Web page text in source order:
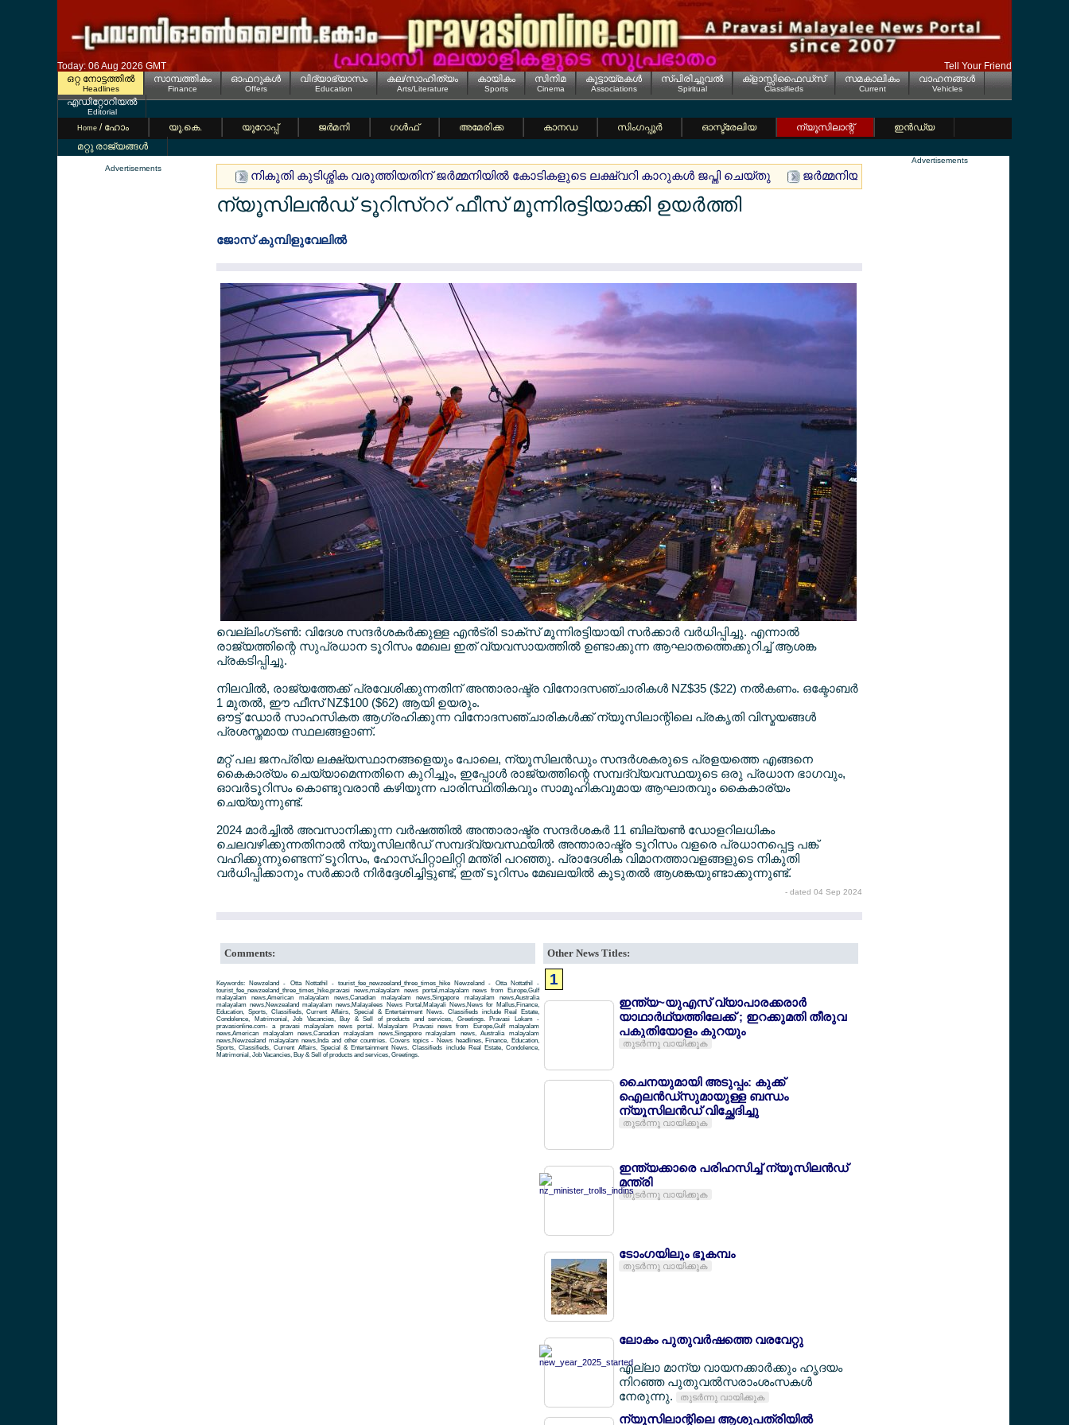
Today: 06 Aug 2026 GMT
Tell Your Friend
ഒറ്റ നോട്ടത്തില്‍
Headlines
സാമ്പത്തികം
Finance
ഓഫറുകള്‍
Offers
വിദ്യാഭ്യാസം
Education
കല/സാഹിത്യം
Arts/Literature
കായികം
Sports
സിനിമ
Cinema
കൂട്ടായ്മകള്‍
Associations
സ്പിരിച്ചുവല്‍
Spiritual
ക്ളാസ്സിഫൈഡ്സ്
Classifieds
സമകാലികം
Current
വാഹനങ്ങള്‍
Vehicles
എഡിറ്റോറിയല്‍
Editorial
Home / ഹോം യൂ.കെ. യൂറോപ്പ് ജര്‍മനി ഗള്‍ഫ് അമേരിക്ക കാനഡ സിംഗപ്പൂര്‍ ഓസ്ട്രേലിയ ന്യൂസിലാന്റ്
ഇന്‍ഡ്യ
മറ്റു രാജ്യങ്ങള്‍
Advertisements
നികുതി കുടിശ്ശിക വരുത്തിയതിന് ജര്‍മ്മനിയില്‍ കോടികളുടെ ലക്ഷ്വറി കാറുകള്‍ ജപ്തി ചെയ്തു ജര്‍മ്മനിയില്‍ മലയാളി യുവാവിനെ മരിച്ച
ന്യൂസിലന്‍ഡ് ടൂറിസ്ററ് ഫീസ് മൂന്നിരട്ടിയാക്കി ഉയര്‍ത്തി
ജോസ് കുമ്പിളുവേലില്‍
വെല്ലിംഗ്ടണ്‍: വിദേശ സന്ദര്‍ശകര്‍ക്കുള്ള എന്‍ട്രി ടാക്സ് മൂന്നിരട്ടിയായി സര്‍ക്കാര്‍ വര്‍ധിപ്പിച്ചു. എന്നാല്‍
രാജ്യത്തിന്റെ സുപ്രധാന ടൂറിസം മേഖല ഇത് വ്യവസായത്തില്‍ ഉണ്ടാക്കുന്ന ആഘാതത്തെക്കുറിച്ച് ആശങ്ക
പ്രകടിപ്പിച്ചു.
നിലവില്‍, രാജ്യത്തേക്ക് പ്രവേശിക്കുന്നതിന് അന്താരാഷ്ട്ര വിനോദസഞ്ചാരികള്‍ NZ$35 ($22) നല്‍കണം. ഒക്ടോബര്‍
1 മുതല്‍, ഈ ഫീസ് NZ$100 ($62) ആയി ഉയരും.
ഔട്ട് ഡോര്‍ സാഹസികത ആഗ്രഹിക്കുന്ന വിനോദസഞ്ചാരികള്‍ക്ക് ന്യൂസിലാന്റിലെ പ്രകൃതി വിസ്മയങ്ങള്‍
പ്രശസ്തമായ സ്ഥലങ്ങളാണ്.
മറ്റ് പല ജനപ്രിയ ലക്ഷ്യസ്ഥാനങ്ങളെയും പോലെ, ന്യൂസിലന്‍ഡും സന്ദര്‍ശകരുടെ പ്രളയത്തെ എങ്ങനെ
കൈകാര്യം ചെയ്യാമെന്നതിനെ കുറിച്ചും, ഇപ്പോള്‍ രാജ്യത്തിന്റെ സമ്പദ്വ്യവസ്ഥയുടെ ഒരു പ്രധാന ഭാഗവും,
ഓവര്‍ടൂറിസം കൊണ്ടുവരാന്‍ കഴിയുന്ന പാരിസ്ഥിതികവും സാമൂഹികവുമായ ആഘാതവും കൈകാര്യം
ചെയ്യുന്നുണ്ട്.
2024 മാര്‍ച്ചില്‍ അവസാനിക്കുന്ന വര്‍ഷത്തില്‍ അന്താരാഷ്ട്ര സന്ദര്‍ശകര്‍ 11 ബില്യണ്‍ ഡോളറിലധികം
ചെലവഴിക്കുന്നതിനാല്‍ ന്യൂസിലന്‍ഡ് സമ്പദ്വ്യവസ്ഥയില്‍ അന്താരാഷ്ട്ര ടൂറിസം വളരെ പ്രധാനപ്പെട്ട പങ്ക്
വഹിക്കുന്നുണ്ടെന്ന് ടൂറിസം, ഹോസ്പിറ്റാലിറ്റി മന്ത്രി പറഞ്ഞു. പ്രാദേശിക വിമാനത്താവളങ്ങളുടെ നികുതി
വര്‍ധിപ്പിക്കാനും സര്‍ക്കാര്‍ നിര്‍ദ്ദേശിച്ചിട്ടുണ്ട്, ഇത് ടൂറിസം മേഖലയില്‍ കൂടുതല്‍ ആശങ്കയുണ്ടാക്കുന്നുണ്ട്.
- dated 04 Sep 2024
Comments:
Keywords: Newzeland - Otta Nottathil - tourist_fee_newzeeland_three_times_hike Newzeland - Otta Nottathil -
tourist_fee_newzeeland_three_times_hike,pravasi news,malayalam news portal,malayalam news from Europe,Gulf
malayalam news,American malayalam news,Canadian malayalam news,Singapore malayalam news,Australia
malayalam news,Newzealand malayalam news,Malayalees News Portal,Malayali News,News for Mallus,Finance,
Education, Sports, Classifieds, Current Affairs, Special & Entertainment News. Classifieds include Real Estate,
Condolence, Matrimonial, Job Vacancies, Buy & Sell of products and services, Greetings. Pravasi Lokam -
pravasionline.com- a pravasi malayalam news portal. Malayalam Pravasi news from Europe,Gulf malayalam
news,American malayalam news,Canadian malayalam news,Singapore malayalam news, Australia malayalam
news,Newzealand malayalam news,Inda and other countries. Covers topics - News headlines, Finance, Education,
Sports, Classifieds, Current Affairs, Special & Entertainment News. Classifieds include Real Estate, Condolence,
Matrimonial, Job Vacancies, Buy & Sell of products and services, Greetings.
Other News Titles:
1
ഇന്ത്യ~യുഎസ് വ്യാപാരക്കരാര്‍
യാഥാര്‍ഥ്യത്തിലേക്ക് ; ഇറക്കുമതി തീരുവ
പകുതിയോളം കുറയും
തുടര്‍ന്നു വായിക്കുക
ചൈനയുമായി അടുപ്പം: കുക്ക്
ഐലന്‍ഡ്സുമായുള്ള ബന്ധം
ന്യൂസിലന്‍ഡ് വിച്ഛേദിച്ചു
തുടര്‍ന്നു വായിക്കുക
ഇന്ത്യക്കാരെ പരിഹസിച്ച് ന്യൂസിലന്‍ഡ്
മന്ത്രി
തുടര്‍ന്നു വായിക്കുക
ടോംഗയിലും ഭൂകമ്പം
തുടര്‍ന്നു വായിക്കുക
ലോകം പുതുവര്‍ഷത്തെ വരവേറ്റു
എല്ലാ മാന്യ വായനക്കാര്‍ക്കും ഹൃദയം
നിറഞ്ഞ പുതുവല്‍സരാംശംസകള്‍
നേരുന്നു.
തുടര്‍ന്നു വായിക്കുക
ന്യൂസിലാന്റിലെ ആശുപത്രിയില്‍
Advertisements